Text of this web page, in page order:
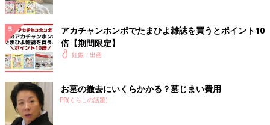
戻り、通院を始めると、ついに捻転を起こしてしまいました。産
も効かず、横になることもできませんでした。病院へ運ばれ、緊
急手術で卵巣を摘出しました。
こうした経過を経て、第2子は妊娠39週、体重3140g、身長49cm
ってくれたと感心しています。
手術後に聞いた話では、腫瘍が2回転し、赤黒く変色して壊死寸
前だったそうです。自分の体の中で大変な事態になっていたかと
アカチャンホンポでたまひよ雑誌を買うとポイント10
倍【期間限定】
妊娠・出産
お墓の撤去にいくらかかる？墓じまい費用
PR(くらしの話題)